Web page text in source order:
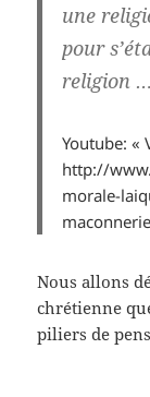
une
pour
religion
Youtube: «
http://
morale-
Nous allons
chrétienne
piliers de